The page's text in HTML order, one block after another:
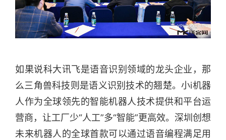
如果说科大讯飞是语音识别领域的龙头企业，那
么三角兽科技则是语义识别技术的翘楚。小i机器
人作为全球领先的智能机器人技术提供和平台运
营商，让工厂少“人工”多“智能”更高效。深圳创想
未来机器人的全球首款可以通过语音编程满足用